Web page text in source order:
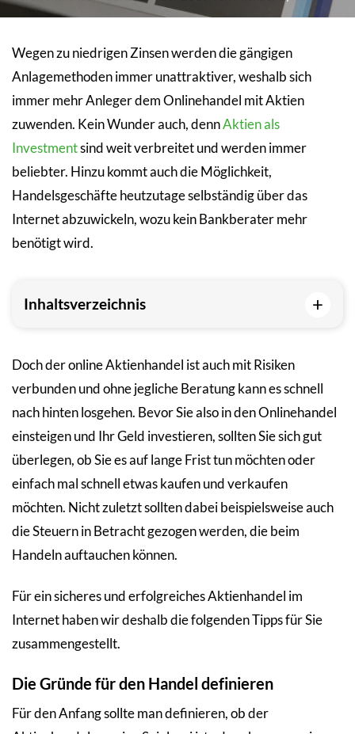
Wegen zu niedrigen Zinsen werden die gängigen
Anlagemethoden immer unattraktiver, weshalb sich
immer mehr Anleger dem Onlinehandel mit Aktien
zuwenden. Kein Wunder auch, dennAktien als
Investmentsind weit verbreitet und werden immer
beliebter. Hinzu kommt auch die Möglichkeit,
Handelsgeschäfte heutzutage selbständig über das
Internet abzuwickeln, wozu kein Bankberater mehr
benötigt wird.
Inhaltsverzeichnis +
Doch der online Aktienhandel ist auch mit Risiken
verbunden und ohne jegliche Beratung kann es schnell
nach hinten losgehen. Bevor Sie also in den Onlinehandel
einsteigen und Ihr Geld investieren, sollten Sie sich gut
überlegen, ob Sie es auf lange Frist tun möchten oder
einfach mal schnell etwas kaufen und verkaufen
möchten. Nicht zuletzt sollten dabei beispielsweise auch
die Steuern in Betracht gezogen werden, die beim
Handeln auftauchen können.
Für ein sicheres und erfolgreiches Aktienhandel im
Internet haben wir deshalb die folgenden Tipps für Sie
zusammengestellt.
Die Gründe für den Handel definieren
Für den Anfang sollte man definieren, ob der